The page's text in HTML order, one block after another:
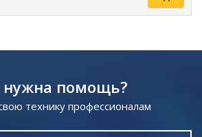
помощь?
технику профессионалам